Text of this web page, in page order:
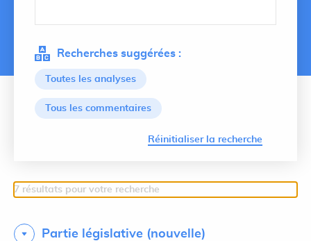
Recherches suggérées :
Toutes les analyses
Tous les commentaires
Réinitialiser la recherche
7 résultats pour votre recherche
Partie législative (nouvelle)